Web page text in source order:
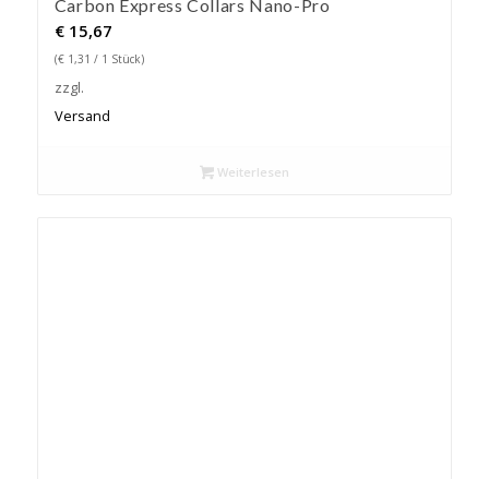
Carbon Express Collars Nano-Pro
€15,67
(€1,31 / 1 Stück)
zzgl.
Versand
Weiterlesen